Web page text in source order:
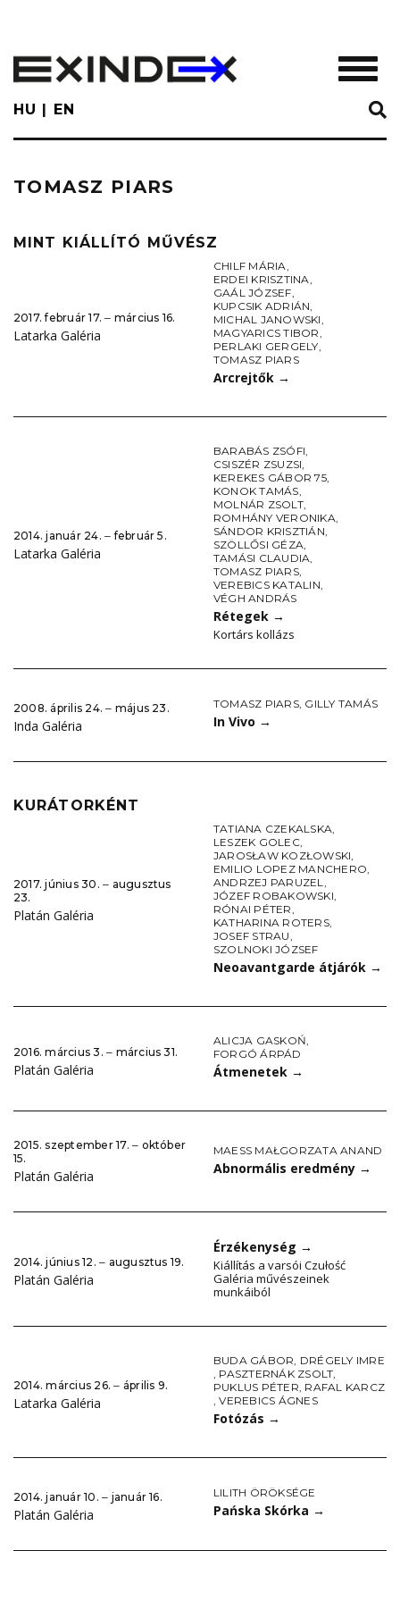
main
content
HU EN
TOMASZ PIARS
MINT KIÁLLÍTÓ MŰVÉSZ
2017. február 17. ‒ március 16.
Latarka Galéria
CHILF MÁRIA,
ERDEI KRISZTINA,
GAÁL JÓZSEF,
KUPCSIK ADRIÁN,
MICHAL JANOWSKI,
MAGYARICS TIBOR,
PERLAKI GERGELY,
TOMASZ PIARS
Arcrejtők →
2014. január 24. ‒ február 5.
Latarka Galéria
BARABÁS ZSÓFI,
CSISZÉR ZSUZSI,
KEREKES GÁBOR 75,
KONOK TAMÁS,
MOLNÁR ZSOLT,
ROMHÁNY VERONIKA,
SÁNDOR KRISZTIÁN,
SZÖLLŐSI GÉZA,
TAMÁSI CLAUDIA,
TOMASZ PIARS,
VEREBICS KATALIN,
VÉGH ANDRÁS
Rétegek →
Kortárs kollázs
2008. április 24. ‒ május 23.
Inda Galéria
TOMASZ PIARS, GILLY TAMÁS
In Vivo →
KURÁTORKÉNT
2017. június 30. ‒ augusztus
23.
Platán Galéria
TATIANA CZEKALSKA,
LESZEK GOLEC,
JAROSŁAW KOZŁOWSKI,
EMILIO LOPEZ MANCHERO,
ANDRZEJ PARUZEL,
JÓZEF ROBAKOWSKI,
RÓNAI PÉTER,
KATHARINA ROTERS,
JOSEF STRAU,
SZOLNOKI JÓZSEF
Neoavantgarde átjárók →
2016. március 3. ‒ március 31.
Platán Galéria
ALICJA GASKOŃ,
FORGÓ ÁRPÁD
Átmenetek →
2015. szeptember 17. ‒ október
15.
Platán Galéria
MAESS MAŁGORZATA ANAND
Abnormális eredmény →
2014. június 12. ‒ augusztus 19.
Platán Galéria
Érzékenység →
Kiállítás a varsói Czułość
Galéria művészeinek
munkáiból
2014. március 26. ‒ április 9.
Latarka Galéria
BUDA GÁBOR, DRÉGELY IMRE
, PASZTERNÁK ZSOLT,
PUKLUS PÉTER, RAFAL KARCZ
,VEREBICS ÁGNES
Fotózás →
2014. január 10. ‒ január 16.
Platán Galéria
LILITH ÖRÖKSÉGE
Pańska Skórka →